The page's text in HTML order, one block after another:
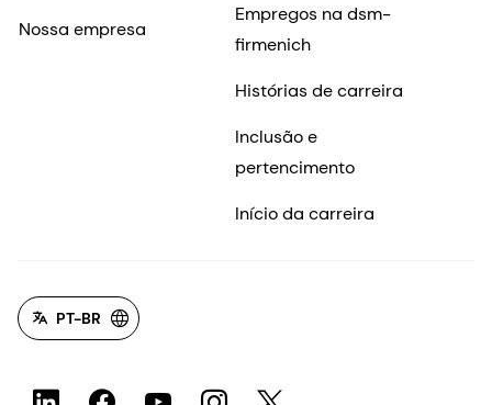
Nossa empresa
Empregos na dsm-
firmenich
Histórias de carreira
Inclusão e
pertencimento
Início da carreira
PT-BR